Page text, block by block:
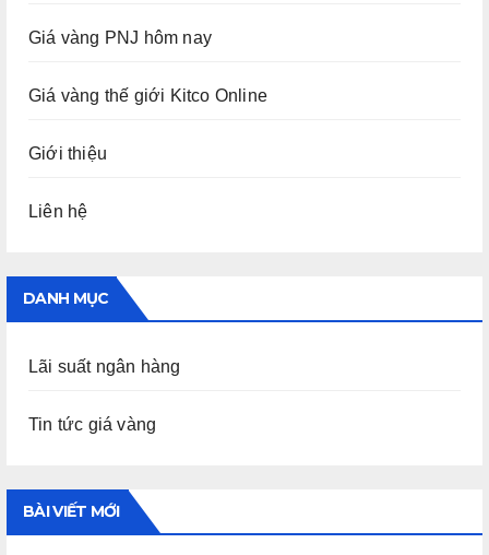
Giá vàng PNJ hôm nay
Giá vàng thế giới Kitco Online
Giới thiệu
Liên hệ
DANH MỤC
Lãi suất ngân hàng
Tin tức giá vàng
BÀI VIẾT MỚI